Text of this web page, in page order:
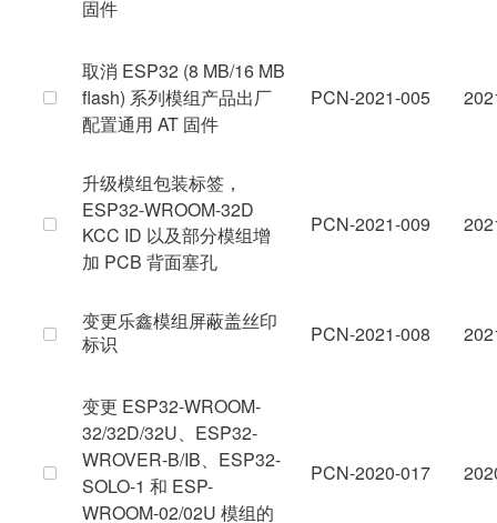
固件
取消 ESP32 (8 MB/16 MB
flash) 系列模组产品出厂
配置通用 AT 固件
PCN-2021-005
升级模组包装标签，
ESP32-WROOM-32D
KCC ID 以及部分模组增
加 PCB 背面塞孔
PCN-2021-009
变更乐鑫模组屏蔽盖丝印
标识
PCN-2021-008
变更 ESP32-WROOM-
32/32D/32U、ESP32-
WROVER-B/IB、ESP32-
SOLO-1 和 ESP-
WROOM-02/02U 模组的
PCN-2020-017